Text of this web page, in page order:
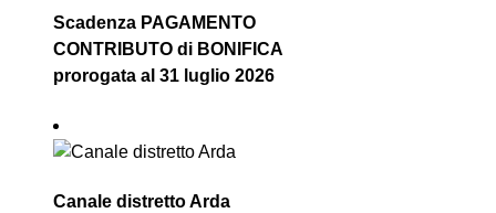
Scadenza PAGAMENTO
CONTRIBUTO di BONIFICA
prorogata al 31 luglio 2026
Canale distretto Arda